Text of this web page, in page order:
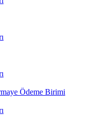
Ödeme Birimi